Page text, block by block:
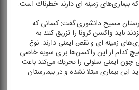
بیماری‌های زمینه ای دارند خطرناك است.
مسیح دانشوری گفت: كسانی كه
باید واكسن كرونا را تزریق كنند به
زمینه ای و نقص ایمنی دارند. نوع
كدام از این واكسن‌ها برای سویه خاصی
چون ایمنی سلولی را تحریك می‌كند باعث
این بیماری مبتلا نشده و در بیمارستان